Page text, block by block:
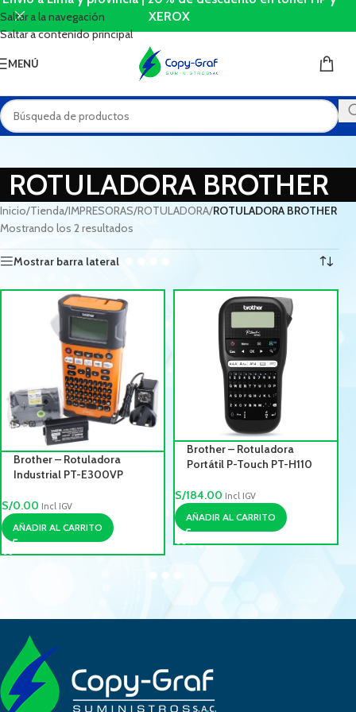
Saltar a la navegación
Saltar a contenido principal
XEROX
MENÚ
ROTULADORA BROTHER
Inicio/Tienda/IMPRESORAS/ROTULADORA/ROTULADORA BROTHER
Mostrando los 2 resultados
Mostrar barra lateral
Brother – Rotuladora
Industrial PT-E300VP
S/0.00 Incl IGV
AÑADIR AL CARRITO
Brother – Rotuladora
Portátil P-Touch PT-H110
S/184.00 Incl IGV
AÑADIR AL CARRITO